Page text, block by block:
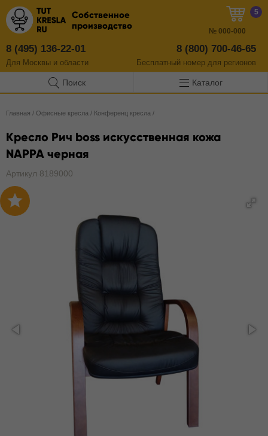
Собственное
производство
8 (495) 136-22-01
Для Москвы и области
8 (800) 700-46-65
Бесплатный номер для регионов
5
№ 000-000
Поиск Каталог
Главная / Офисные кресла / Конференц кресла /
Кресло Рич boss искусственная кожа
NAPPA черная
Артикул 8189000